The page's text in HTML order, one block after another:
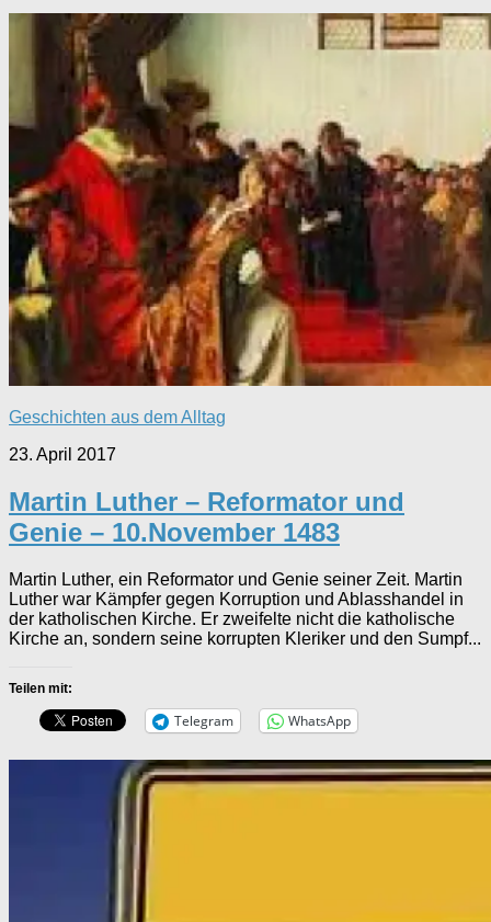
Geschichten aus dem Alltag
23. April 2017
Martin Luther – Reformator und
Genie – 10.November 1483
Martin Luther, ein Reformator und Genie seiner Zeit. Martin
Luther war Kämpfer gegen Korruption und Ablasshandel in
der katholischen Kirche. Er zweifelte nicht die katholische
Kirche an, sondern seine korrupten Kleriker und den Sumpf...
Teilen mit:
Telegram WhatsApp